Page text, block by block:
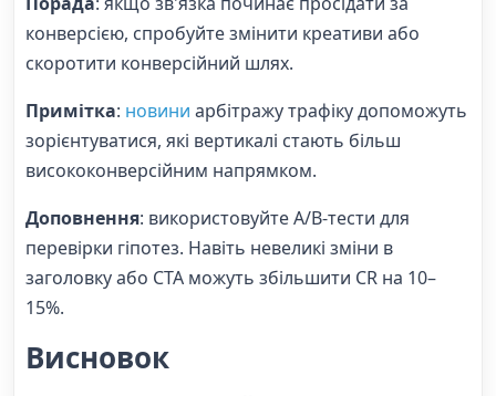
конверсією, спробуйте змінити креативи або
скоротити конверсійний шлях.
Примітка: новини арбітражу трафіку допоможуть
зорієнтуватися, які вертикалі стають більш
висококонверсійним напрямком.
Доповнення: використовуйте A/B-тести для
перевірки гіпотез. Навіть невеликі зміни в
заголовку або CTA можуть збільшити CR на 10–
15%.
Висновок